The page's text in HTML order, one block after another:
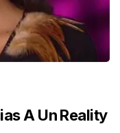
A Un Reality